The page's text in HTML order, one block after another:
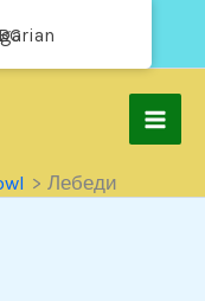
Лебеди